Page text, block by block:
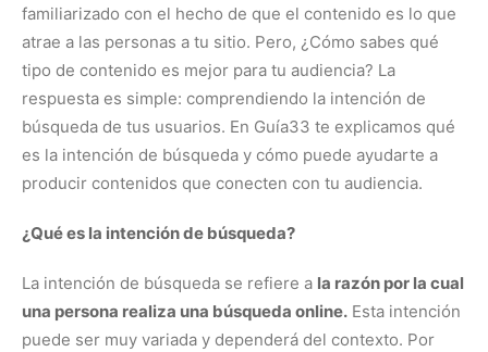
familiarizado con el hecho de que el contenido es lo que
atrae a las personas a tu sitio. Pero, ¿Cómo sabes qué
tipo de contenido es mejor para tu audiencia? La
respuesta es simple: comprendiendo la intención de
búsqueda de tus usuarios. En Guía33 te explicamos qué
es la intención de búsqueda y cómo puede ayudarte a
producir contenidos que conecten con tu audiencia.
¿Qué es la intención de búsqueda?
La intención de búsqueda se refiere a la razón por la cual
una persona realiza una búsqueda online. Esta intención
puede ser muy variada y dependerá del contexto. Por